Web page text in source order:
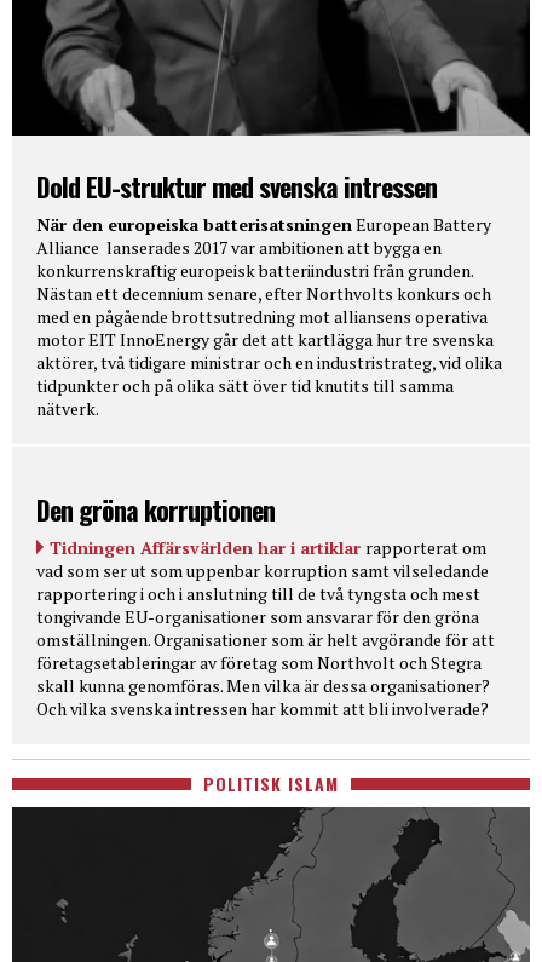
Dold EU-struktur med svenska intressen
När den europeiska batterisatsningenEuropean Battery
Alliance lanserades 2017 var ambitionen att bygga en
konkurrenskraftig europeisk batteriindustri från grunden.
Nästan ett decennium senare, efter Northvolts konkurs och
med en pågående brottsutredning mot alliansens operativa
motor EIT InnoEnergy går det att kartlägga hur tre svenska
aktörer, två tidigare ministrar och en industristrateg, vid olika
tidpunkter och på olika sätt över tid knutits till samma
nätverk.
Den gröna korruptionen
Tidningen Affärsvärlden har i artiklar rapporterat om
vad som ser ut som uppenbar korruption samt vilseledande
rapportering i och i anslutning till de två tyngsta och mest
tongivande EU-organisationer som ansvarar för den gröna
omställningen. Organisationer som är helt avgörande för att
företagsetableringar av företag som Northvolt och Stegra
skall kunna genomföras. Men vilka är dessa organisationer?
Och vilka svenska intressen har kommit att bli involverade?
POLITISK ISLAM